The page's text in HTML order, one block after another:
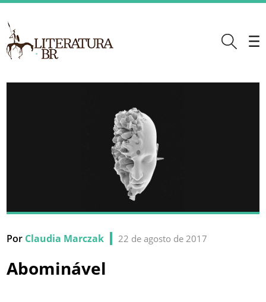
Por Claudia Marczak 22 de agosto de 2017
Abominável